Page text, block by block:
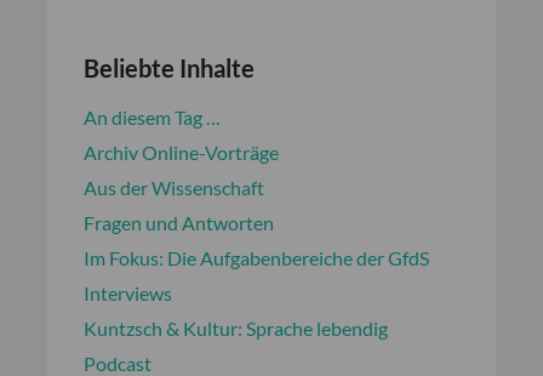
Beliebte Inhalte
An diesem Tag …
Archiv Online-Vorträge
Aus der Wissenschaft
Fragen und Antworten
Im Fokus: Die Aufgabenbereiche der GfdS
Interviews
Kuntzsch & Kultur: Sprache lebendig
Podcast